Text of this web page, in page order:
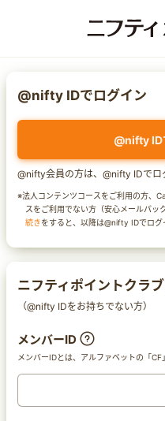
@nifty IDでログイン
@nifty ID
@nifty会員の方は、@nifty IDでロ
※法人コンテンツコースをご利用の方、
スをご利用でない方（安心メールパッ
続きをすると、以降は@nifty IDでログ
ニフティポイントクラ
（@nifty IDをお持ちでない方）
メンバーID
メンバーIDとは、アルファベットの「CF